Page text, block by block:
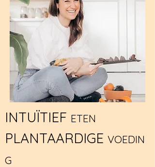
INTUÏTIEF ETEN
PLANTAARDIGE VOEDIN
G